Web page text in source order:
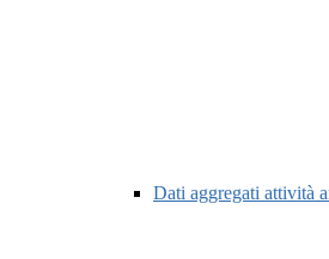
Dati aggregati attività